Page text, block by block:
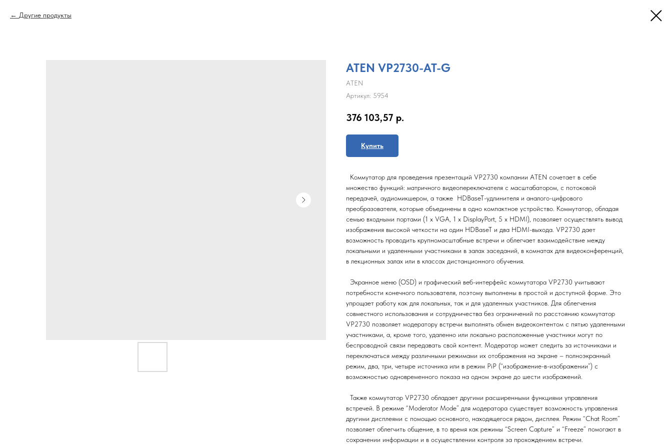
Другие продукты
ATEN VP2730-AT-G
ATEN
Артикул: 5954
376 103,57 р.
Купить
Коммутатор для проведения презентаций VP2730 компании ATEN сочетает в себе
множество функций: матричного видеопереключателя с масштабатором, c потоковой
передачей, аудиомикшером, а также HDBaseT-удлинителя и аналого-цифрового
преобразователя, которые объединены в одно компактное устройство. Коммутатор, обладая
семью входными портами (1 х VGA, 1 х DisplayPort, 5 х HDMI), позволяет осуществлять вывод
изображения высокой четкости на один HDBaseT и два HDMI-выхода. VP2730 дает
возможность проводить крупномасштабные встречи и облегчает взаимодействие между
локальными и удаленными участниками в залах заседаний, в комнатах для видеоконференций,
в лекционных залах или в классах дистанционного обучения.
Экранное меню (OSD) и графический веб-интерфейс коммутатора VP2730 учитывают
потребности конечного пользователя, поэтому выполнены в простой и доступной форме. Это
упрощает работу как для локальных, так и для удаленных участников. Для облегчения
совместного использования и сотрудничества без ограничений по расстоянию коммутатор
VP2730 позволяет модератору встречи выполнять обмен видеоконтентом с пятью удаленными
участниками, а, кроме того, удаленно или локально расположенные участники могут по
беспроводной связи передавать свой контент. Модератор может следить за источниками и
переключаться между различными режимами их отображения на экране – полноэкранный
режим, два, три, четыре источника или в режим PiP (“изображение-в-изображении”) с
возможностью одновременного показа на одном экране до шести изображений.
Также коммутатор VP2730 обладает другими расширенными функциями управления
встречей. В режиме “Moderator Mode” для модератора существует возможность управления
другими дисплеями с помощью основного, находящегося рядом, дисплея. Режим “Chat Room”
позволяет облегчить общение, в то время как режимы “Screen Capture” и “Freeze” помогают в
сохранении информации и в осуществлении контроля за прохождением встречи.